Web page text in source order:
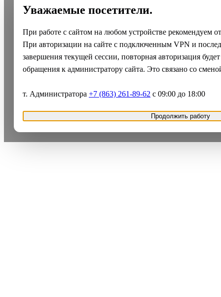
Уважаемые посетители.
При работе с сайтом на любом устройстве рекомендуем
При авторизации на сайте с подключенным VPN и
завершения текущей сессии, повторная авторизация
обращения к администратору сайта. Это связано со
т. Администратора +7 (863) 261-89-62 с 09:00 до 18:00
Продолжить работу